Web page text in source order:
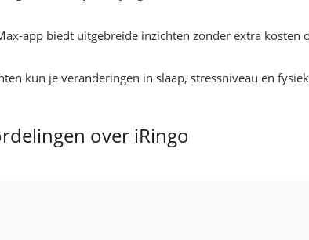
app biedt uitgebreide inzichten zonder extra kosten
kun je veranderingen in slaap, stressniveau en
over iRingo